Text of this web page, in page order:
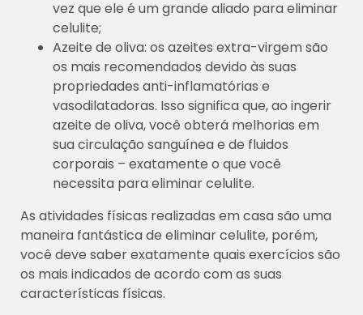
vez que ele é um grande aliado para eliminar
celulite;
Azeite de oliva: os azeites extra-virgem são
os mais recomendados devido às suas
propriedades anti-inflamatórias e
vasodilatadoras. Isso significa que, ao ingerir
azeite de oliva, você obterá melhorias em
sua circulação sanguínea e de fluidos
corporais – exatamente o que você
necessita para eliminar celulite.
As atividades físicas realizadas em casa são uma
maneira fantástica de eliminar celulite, porém,
você deve saber exatamente quais exercícios são
os mais indicados de acordo com as suas
características físicas.